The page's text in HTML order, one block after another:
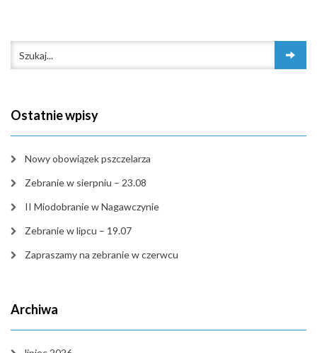
Ostatnie wpisy
Nowy obowiązek pszczelarza
Zebranie w sierpniu – 23.08
II Miodobranie w Nagawczynie
Zebranie w lipcu – 19.07
Zapraszamy na zebranie w czerwcu
Archiwa